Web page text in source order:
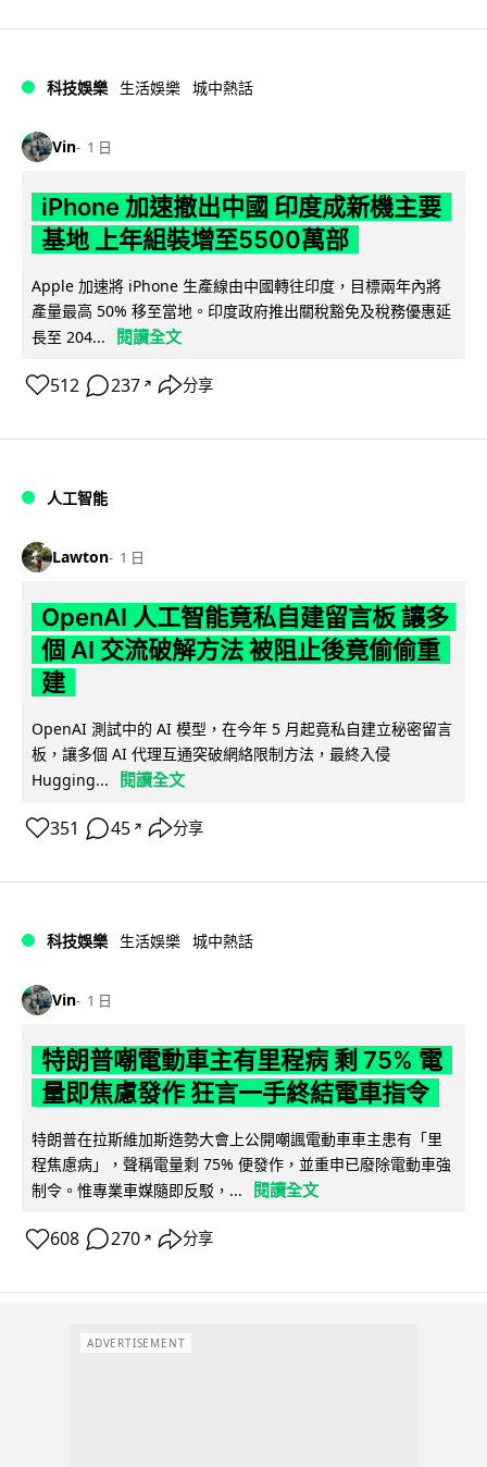
科技娛樂 生活娛樂 城中熱話
Vin 1 日
iPhone 加速撤出中國 印度成新機主要
基地 上年組裝增至5500萬部
Apple 加速將 iPhone 生產線由中國轉往印度，目標兩年內將
產量最高 50% 移至當地。印度政府推出關稅豁免及稅務優惠延
長至 204...
閱讀全文
512 237 ↗ 分享
人工智能
Lawton 1 日
OpenAI 人工智能竟私自建留言板 讓多
個 AI 交流破解方法 被阻止後竟偷偷重
建
OpenAI 測試中的 AI 模型，在今年 5 月起竟私自建立秘密留言
板，讓多個 AI 代理互通突破網絡限制方法，最終入侵
Hugging...
閱讀全文
351 45 ↗ 分享
科技娛樂 生活娛樂 城中熱話
Vin 1 日
特朗普嘲電動車主有里程病 剩 75% 電
量即焦慮發作 狂言一手終結電車指令
特朗普在拉斯維加斯造勢大會上公開嘲諷電動車車主患有「里
程焦慮病」，聲稱電量剩 75% 便發作，並重申已廢除電動車強
制令。惟專業車媒隨即反駁，...
閱讀全文
608 270 ↗ 分享
ADVERTISEMENT